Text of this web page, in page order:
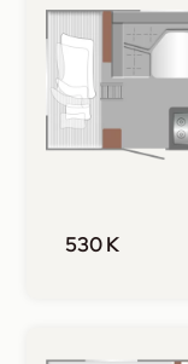
530 K